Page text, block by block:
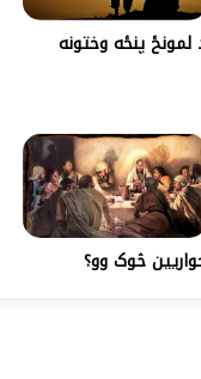
لمونځ پنځه وختونه
څوک وو؟